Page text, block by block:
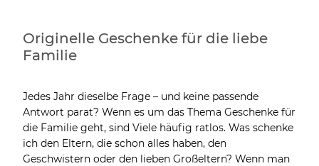
Originelle Geschenke für die liebe
Familie
Jedes Jahr dieselbe Frage – und keine passende
Antwort parat? Wenn es um das Thema Geschenke für
die Familie geht, sind Viele häufig ratlos. Was schenke
ich den Eltern, die schon alles haben, den
Geschwistern oder den lieben Großeltern? Wenn man